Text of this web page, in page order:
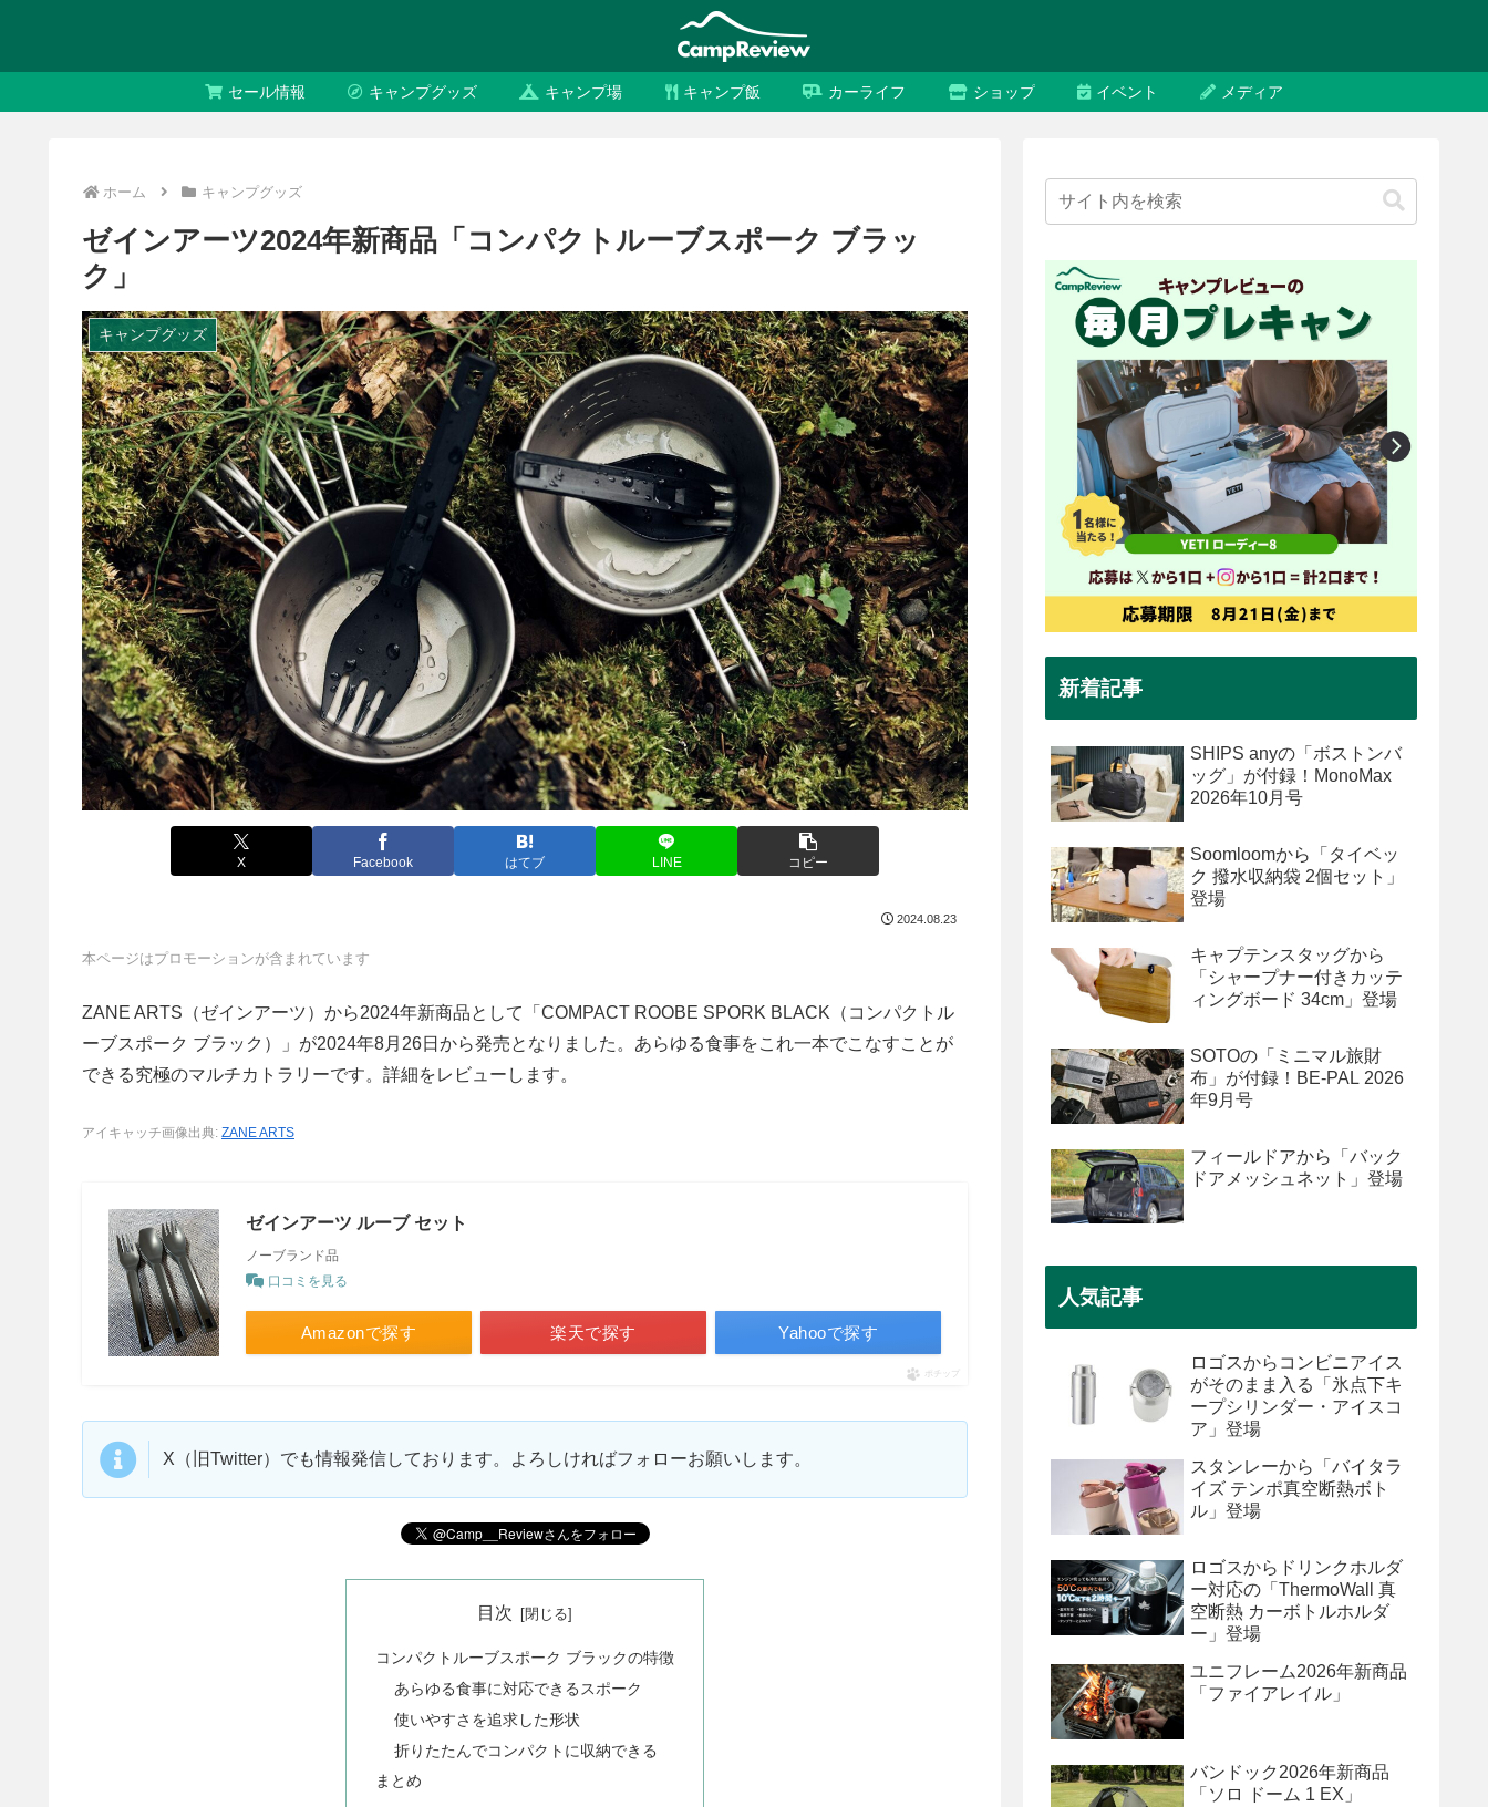
セール情報 キャンプグッズ キャンプ場 キャンプ飯 カーライフ ショップ イベント メディア
ホーム キャンプグッズ
ゼインアーツ2024年新商品「コンパクトルーブスポーク ブラッ
ク」
キャンプグッズ
X Facebook はてブ LINE コピー
2024.08.23
本ページはプロモーションが含まれています
ZANE ARTS（ゼインアーツ）から2024年新商品として「COMPACT ROOBE SPORK BLACK（コンパクトル
ーブスポーク ブラック）」が2024年8月26日から発売となりました。あらゆる食事をこれ一本でこなすことが
できる究極のマルチカトラリーです。詳細をレビューします。
アイキャッチ画像出典: ZANE ARTS
ゼインアーツ ルーブ セット
ノーブランド品
口コミを見る
Amazonで探す 楽天で探す Yahooで探す
ポチップ
X（旧Twitter）でも情報発信しております。よろしければフォローお願いします。
目次
コンパクトルーブスポーク ブラックの特徴
あらゆる食事に対応できるスポーク
使いやすさを追求した形状
折りたたんでコンパクトに収納できる
まとめ
新着記事
SHIPS anyの「ボストンバ
ッグ」が付録！MonoMax
2026年10月号
Soomloomから「タイベッ
ク 撥水収納袋 2個セット」
登場
キャプテンスタッグから
「シャープナー付きカッテ
ィングボード 34cm」登場
SOTOの「ミニマル旅財
布」が付録！BE-PAL 2026
年9月号
フィールドアから「バック
ドアメッシュネット」登場
人気記事
ロゴスからコンビニアイス
がそのまま入る「氷点下キ
ープシリンダー・アイスコ
ア」登場
スタンレーから「バイタラ
イズ テンポ真空断熱ボト
ル」登場
ロゴスからドリンクホルダ
ー対応の「ThermoWall 真
空断熱 カーボトルホルダ
ー」登場
ユニフレーム2026年新商品
「ファイアレイル」
バンドック2026年新商品
「ソロ ドーム 1 EX」